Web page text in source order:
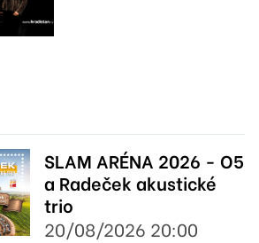
SLAM ARÉNA 2026 - O5
a Radeček akustické
trio
20/08/2026 20:00